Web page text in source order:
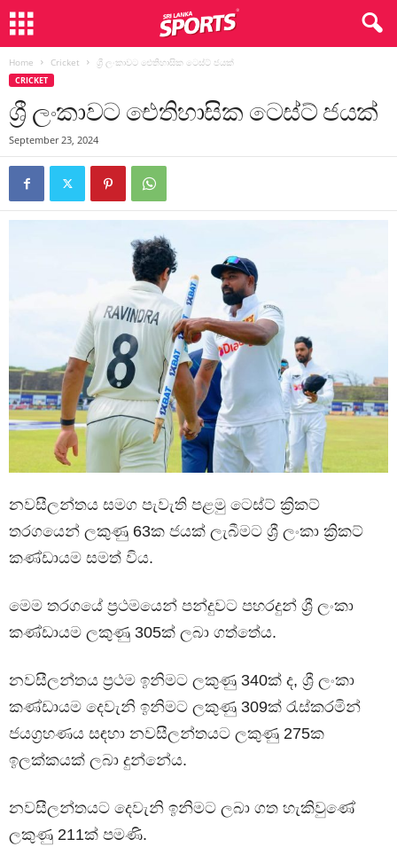
Home Cricket ශ්‍රී ලංකාවට ඓතිහාසික ටෙස්ට් ජයක්
CRICKET
ශ්‍රී ලංකාවට ඓතිහාසික ටෙස්ට් ජයක්
September 23, 2024
නවසීලන්තය සමග පැවැති පළමු ටෙස්ට් ක්‍රිකට්
තරගයෙන් ලකුණු 63ක ජයක් ලැබීමට ශ්‍රී ලංකා ක්‍රිකට්
කණ්ඩායම සමත් විය.
මෙම තරගයේ ප්‍රථමයෙන් පන්දුවට පහරදුන් ශ්‍රී ලංකා
කණ්ඩායම ලකුණු 305ක් ලබා ගත්තේය.
නවසීලන්තය ප්‍රථම ඉනිමට ලකුණු 340ක් ද, ශ්‍රී ලංකා
කණ්ඩායම දෙවැනි ඉනිමට ලකුණු 309ක් රැස්කරමින්
ජයග්‍රහණය සඳහා නවසීලන්තයට ලකුණු 275ක
ඉලක්කයක් ලබා දුන්නේය.
නවසීලන්තයට දෙවැනි ඉනිමට ලබා ගත හැකිවුණේ
ලකුණු 211ක් පමණි.